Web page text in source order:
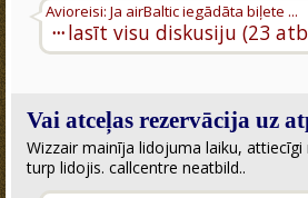
···
Avioreisi: Ja airBaltic iegādāta biļete ...
lasīt visu diskusiju (23
Vai atceļas rezervācija uz
Wizzair mainīja lidojuma laiku,
turp lidojis. callcentre neatbild..